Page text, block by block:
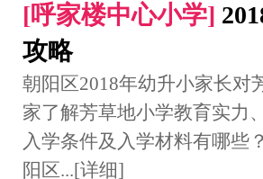
[呼家楼中心小学]
攻略
朝阳区2018年幼升小家长对
家了解芳草地小学教育实力
入学条件及入学材料有哪些
阳区...[详细]